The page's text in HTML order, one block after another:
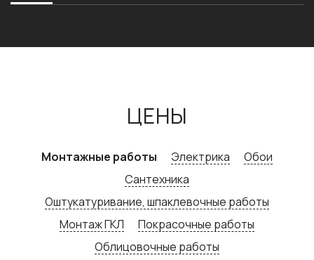
ЦЕНЫ
Монтажные работы Электрика
Обои
Сантехника
Оштукатуривание, шпаклевочные работы
Монтаж ГКЛ
Покрасочные работы
Облицовочные работы